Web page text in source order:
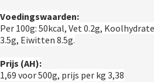
Voedingswaarden:
Per 100g: 50kcal, Vet 0.2g,
3.5g, Eiwitten 8.5g.
Prijs (AH):
1,69 voor 500g, prijs per kg 3,38